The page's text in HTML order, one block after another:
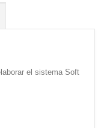
el sistema Soft